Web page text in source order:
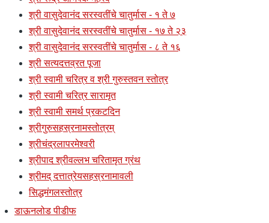
श्री वासुदेवानंद सरस्वतींचे चातुर्मास - १ ते ७
श्री वासुदेवानंद सरस्वतींचे चातुर्मास - १७ ते २३
श्री वासुदेवानंद सरस्वतींचे चातुर्मास - ८ ते १६
श्री सत्यदत्तव्रत पूजा
श्री स्वामी चरित्र व श्री गुरुस्तवन स्तोत्र
श्री स्वामी चरित्र सारामृत
श्री स्वामी समर्थ प्रकटदिन
श्रीगुरुसहस्रनामस्तोत्रम्
श्रीचंद्रलापरमेश्वरी
श्रीपाद श्रीवल्लभ चरितामृत ग्रंथ
श्रीमद् दत्तात्रेयसहस्रनामावली
सिद्धमंगलस्तोत्र
डाऊनलोड पीडीफ